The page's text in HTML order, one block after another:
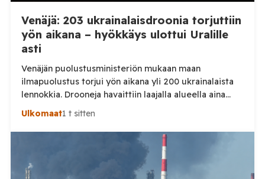
Venäjä: 203 ukrainalaisdroonia torjuttiin
yön aikana – hyökkäys ulottui Uralille
asti
Venäjän puolustusministeriön mukaan maan
ilmapuolustus torjui yön aikana yli 200 ukrainalaista
lennokkia. Drooneja havaittiin laajalla alueella aina
yhteensä 203 ukrainalaista kiinteäsiipistä
miehittämätöntä ilma-alusta torstai-illan 6. elokuuta
ja perjantaiaamun 7. elokuuta välisenä aikana.
Ministeriön ilmoitus koskee aikaväliä kello 20–08
Ulkomaat1 t sitten